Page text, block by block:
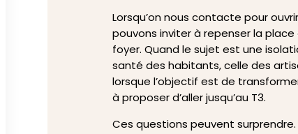
Lorsqu’on nous contacte pour
pouvons inviter à repenser la
foyer. Quand le sujet est une
santé des habitants, celle des
lorsque l’objectif est de
à proposer d’aller jusqu’au T3.
Ces questions peuvent